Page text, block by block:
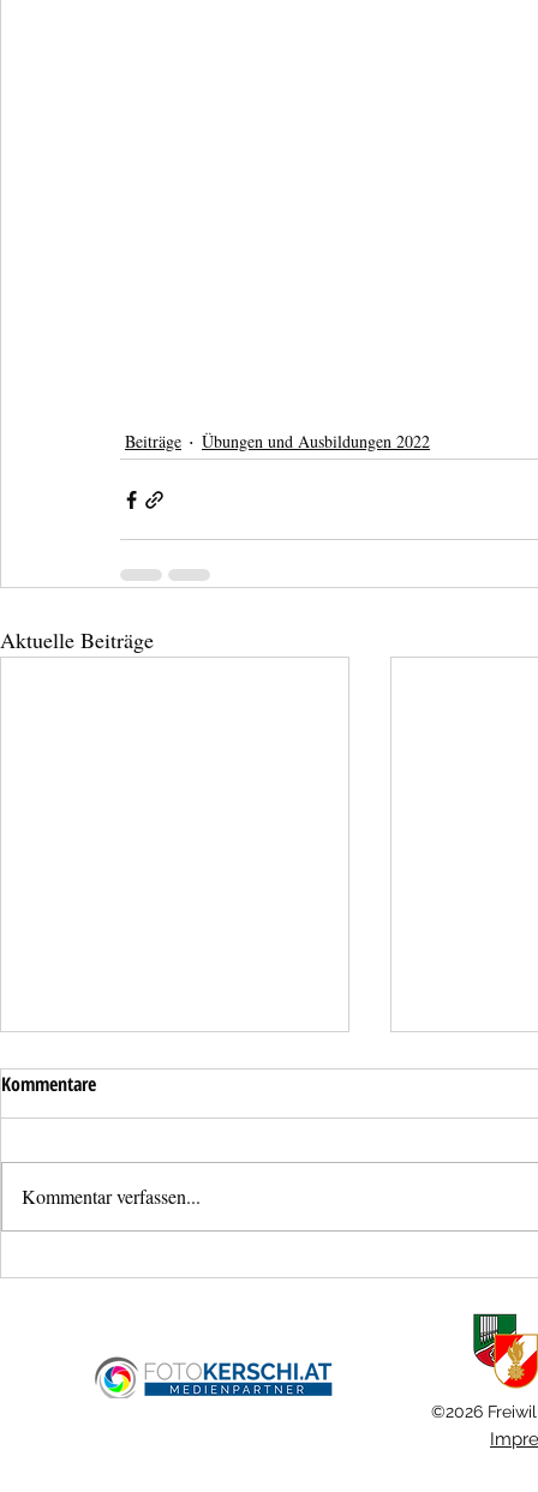
Beiträge Übungen und Ausbildungen 2022
Aktuelle Beiträge
Neues
Kommentare
Kommentar verfassen...
©2026